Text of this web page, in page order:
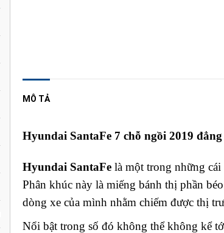
MÔ TẢ
Hyundai SantaFe 7 chỗ ngồi 2019
Hyundai SantaFe là một trong những
Phân khúc này là miếng bánh thị phần
dòng xe của mình nhằm chiếm được thị
Nổi bật trong số đó không thể không kể